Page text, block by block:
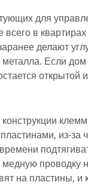
для
в
делают
металла. Если
из-за
проводку
на пластины, и